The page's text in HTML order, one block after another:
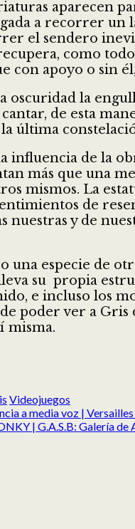
aparecen
a recorrer
el sendero
como
con apoyo o sin
oscuridad la
de esta
última
influencia de la
más que una
mismos. La
de
y de
especie de
su propia
e incluso los
poder ver a
misma.
Videojuegos
a media voz |
| G.A.S.B: Galería de